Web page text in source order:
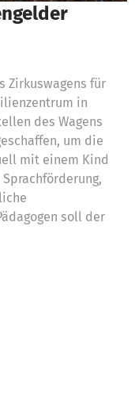
Zirkuswagens für
in
des Wagens
um die
mit einem Kind
soll der